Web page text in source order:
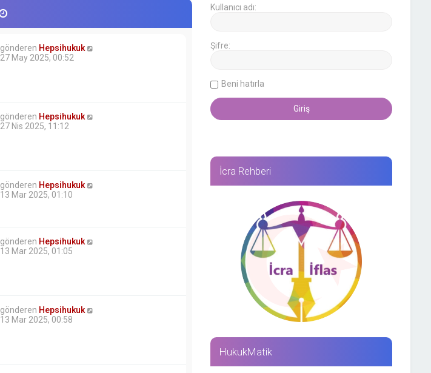
gönderen Hepsihukuk
27 May 2025, 00:52
gönderen Hepsihukuk
27 Nis 2025, 11:12
gönderen Hepsihukuk
13 Mar 2025, 01:10
gönderen Hepsihukuk
13 Mar 2025, 01:05
gönderen Hepsihukuk
13 Mar 2025, 00:58
Kullanıcı adı:
Şifre:
Beni hatırla
İcra Rehberi
HukukMatik